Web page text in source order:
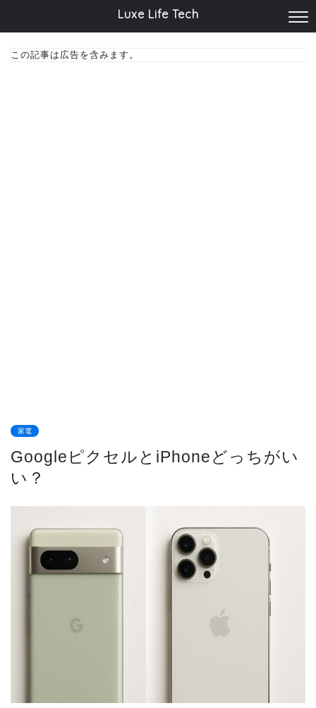
Luxe Life Tech
この記事は広告を含みます。
家電
GoogleピクセルとiPhoneどっちがい
い？